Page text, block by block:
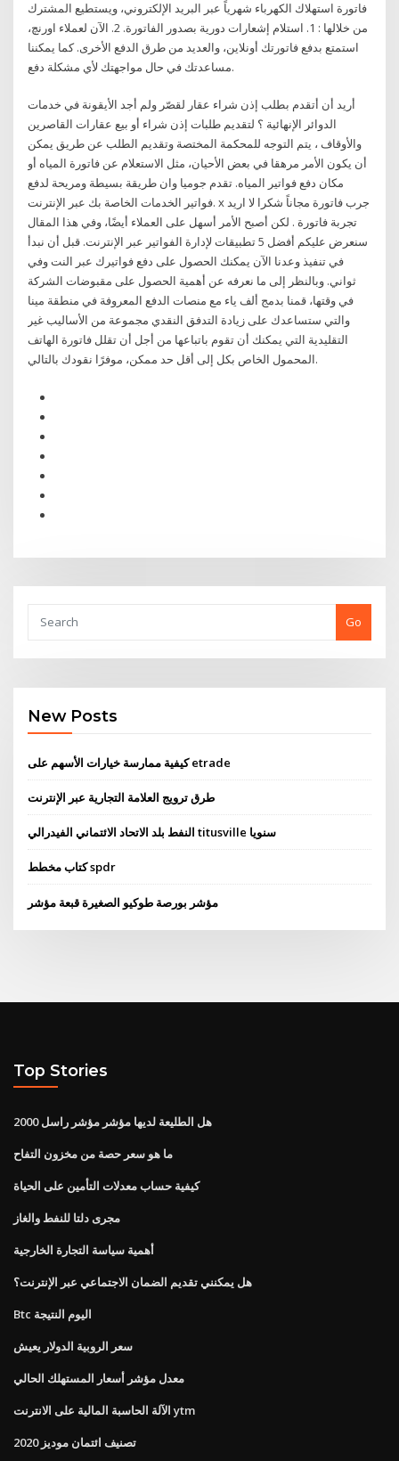
فاتورة استهلاك الكهرباء شهرياً عبر البريد الإلكتروني، ويستطيع المشترك
من خلالها : 1. استلام إشعارات دورية بصدور الفاتورة. 2. الآن لعملاء اورنچ،
استمتع بدفع فاتورتك أونلاين، والعديد من طرق الدفع الأخرى. كما يمكننا
مساعدتك في حال مواجهتك لأي مشكلة دفع.
أريد أن أتقدم بطلب إذن شراء عقار لقصّر ولم أجد الأيقونة في خدمات
الدوائر الإنهائية ؟ لتقديم طلبات إذن شراء أو بيع عقارات القاصرين
والأوقاف ، يتم التوجه للمحكمة المختصة وتقديم الطلب عن طريق يمكن
أن يكون الأمر مرهقا في بعض الأحيان، مثل الاستعلام عن فاتورة المياه أو
مكان دفع فواتير المياه. تقدم جوميا وان طريقة بسيطة ومريحة لدفع
فواتير الخدمات الخاصة بك عبر الإنترنت. x جرب فاتورة مجاناً شكرا لا اريد
تجربة فاتورة . لكن أصبح الأمر أسهل على العملاء أيضًا، وفي هذا المقال
سنعرض عليكم أفضل 5 تطبيقات لإدارة الفواتير عبر الإنترنت. قبل أن نبدأ
في تنفيذ وعدنا الآن يمكنك الحصول على دفع فواتيرك عبر النت وفي
ثواني. وبالنظر إلى ما نعرفه عن أهمية الحصول على مقبوضات الشركة
في وقتها، قمنا بدمج ألف ياء مع منصات الدفع المعروفة في منطقة مينا
والتي ستساعدك على زيادة التدفق النقدي مجموعة من اﻷساليب غير
التقليدية التي يمكنك أن تقوم باتباعها من أجل أن تقلل فاتورة الهاتف
المحمول الخاص بكل إلى أقل حد ممكن، موفرًا نقودك بالتالي.
Go
New Posts
كيفية ممارسة خيارات الأسهم على etrade
طرق ترويج العلامة التجارية عبر الإنترنت
النفط بلد الاتحاد الائتماني الفيدرالي titusville سنويا
كتاب مخطط spdr
مؤشر بورصة طوكيو الصغيرة قبعة مؤشر
Top Stories
هل الطليعة لديها مؤشر مؤشر راسل 2000
ما هو سعر حصة من مخزون التفاح
كيفية حساب معدلات التأمين على الحياة
مجرى دلتا للنفط والغاز
أهمية سياسة التجارة الخارجية
هل يمكنني تقديم الضمان الاجتماعي عبر الإنترنت؟
Btc اليوم النتيجة
سعر الروبية الدولار يعيش
معدل مؤشر أسعار المستهلك الحالي
الآلة الحاسبة المالية على الانترنت ytm
تصنيف ائتمان موديز 2020